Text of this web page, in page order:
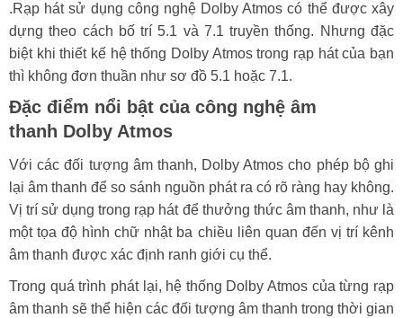
.Rạp hát sử dụng công nghệ Dolby Atmos có thể được xây
dựng theo cách bố trí 5.1 và 7.1 truyền thống. Nhưng đặc
biệt khi thiết kế hệ thống Dolby Atmos trong rạp hát của bạn
thì không đơn thuần như sơ đồ 5.1 hoặc 7.1.
Đặc điểm nổi bật của công nghệ âm
thanh Dolby Atmos
Với các đối tượng âm thanh, Dolby Atmos cho phép bộ ghi
lại âm thanh để so sánh nguồn phát ra có rõ ràng hay không.
Vị trí sử dụng trong rạp hát để thưởng thức âm thanh, như là
một tọa độ hình chữ nhật ba chiều liên quan đến vị trí kênh
âm thanh được xác định ranh giới cụ thể.
Trong quá trình phát lại, hệ thống Dolby Atmos của từng rạp
âm thanh sẽ thể hiện các đối tượng âm thanh trong thời gian